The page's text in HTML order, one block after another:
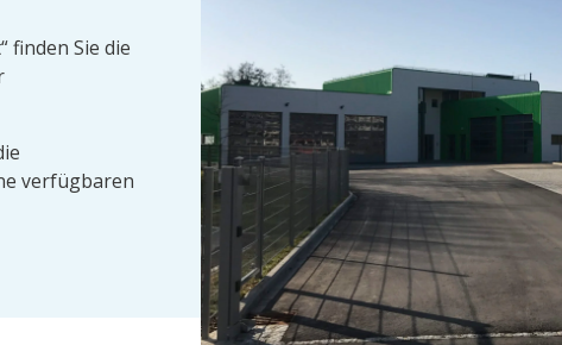
finden Sie die
verfügbaren